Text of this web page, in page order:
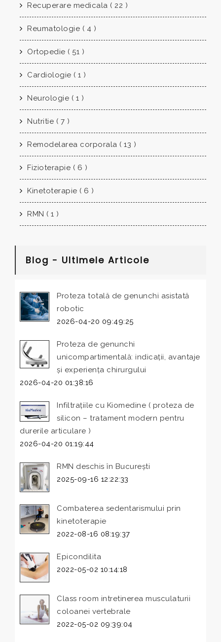
Recuperare medicala ( 22 )
Reumatologie ( 4 )
Ortopedie ( 51 )
Cardiologie ( 1 )
Neurologie ( 1 )
Nutritie ( 7 )
Remodelarea corporala ( 13 )
Fizioterapie ( 6 )
Kinetoterapie ( 6 )
RMN ( 1 )
Blog - Ultimele Articole
Proteza totală de genunchi asistată
robotic
2026-04-20 09:49:25
Proteza de genunchi
unicompartimentală: indicații, avantaje
și experiența chirurgului
2026-04-20 01:38:16
Infiltrațiile cu Kiomedine ( proteza de
silicon – tratament modern pentru
durerile articulare )
2026-04-20 01:19:44
RMN deschis în București
2025-09-16 12:22:33
Combaterea sedentarismului prin
kinetoterapie
2022-08-16 08:19:37
Epicondilita
2022-05-02 10:14:18
Class room intretinerea musculaturii
coloanei vertebrale
2022-05-02 09:39:04